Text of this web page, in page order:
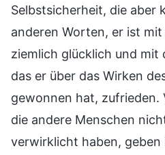
Selbstsicherheit, die aber
anderen Worten, er ist
ziemlich glücklich und mit
das er über das Wirken
gewonnen hat, zufrieden.
die andere Menschen
verwirklicht haben,